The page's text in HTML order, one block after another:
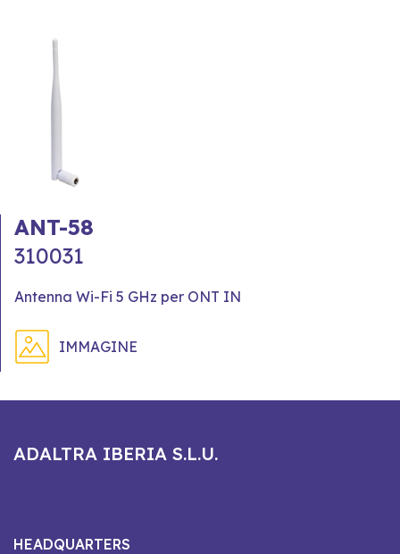
ANT-58
310031
Antenna Wi-Fi 5 GHz per ONT IN
IMMAGINE
ADALTRA IBERIA S.L.U.
HEADQUARTERS